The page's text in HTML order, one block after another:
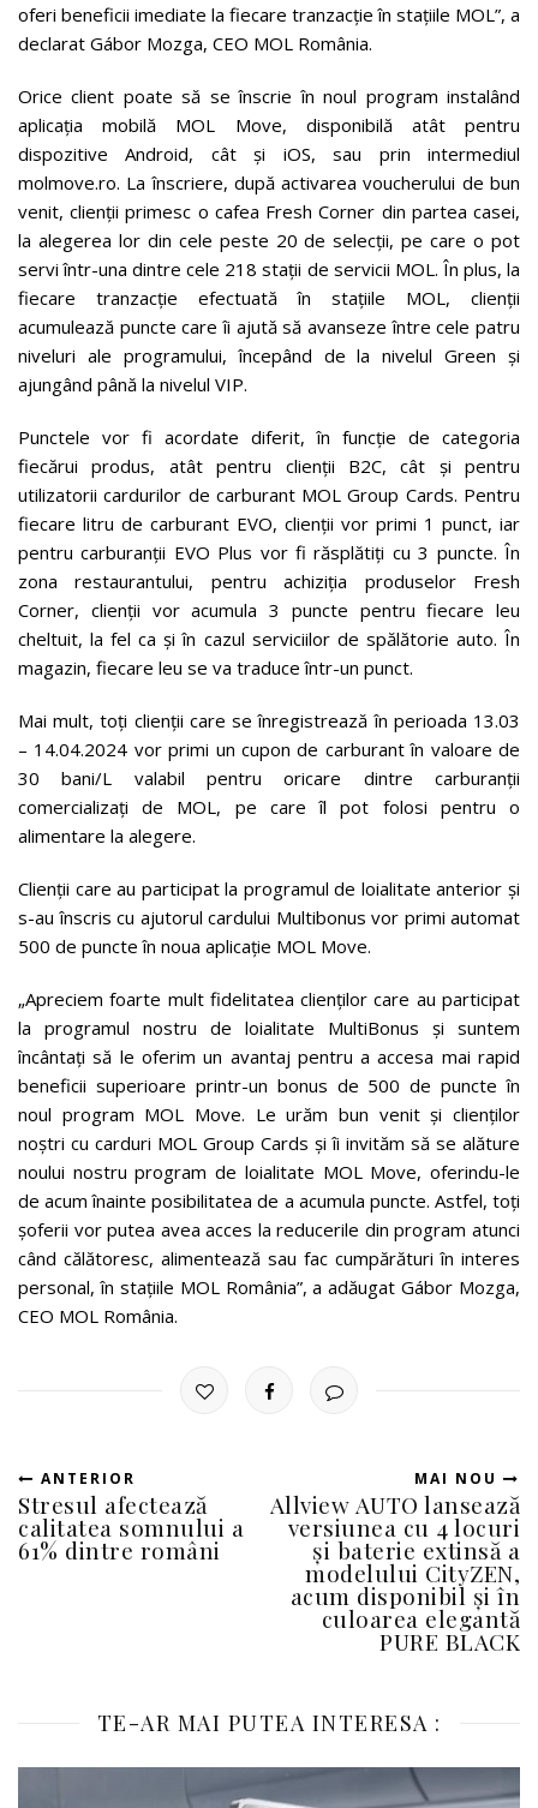
oferi beneficii imediate la fiecare tranzacție în stațiile MOL”, a
declarat Gábor Mozga, CEO MOL România.
Orice client poate să se înscrie în noul program instalând
aplicația mobilă MOL Move, disponibilă atât pentru
dispozitive Android, cât și iOS, sau prin intermediul
molmove.ro. La înscriere, după activarea voucherului de bun
venit, clienții primesc o cafea Fresh Corner din partea casei,
la alegerea lor din cele peste 20 de selecții, pe care o pot
servi într-una dintre cele 218 stații de servicii MOL. În plus, la
fiecare tranzacție efectuată în stațiile MOL, clienții
acumulează puncte care îi ajută să avanseze între cele patru
niveluri ale programului, începând de la nivelul Green și
ajungând până la nivelul VIP.
Punctele vor fi acordate diferit, în funcție de categoria
fiecărui produs, atât pentru clienții B2C, cât și pentru
utilizatorii cardurilor de carburant MOL Group Cards. Pentru
fiecare litru de carburant EVO, clienții vor primi 1 punct, iar
pentru carburanții EVO Plus vor fi răsplătiți cu 3 puncte. În
zona restaurantului, pentru achiziția produselor Fresh
Corner, clienții vor acumula 3 puncte pentru fiecare leu
cheltuit, la fel ca și în cazul serviciilor de spălătorie auto. În
magazin, fiecare leu se va traduce într-un punct.
Mai mult, toți clienții care se înregistrează în perioada 13.03
– 14.04.2024 vor primi un cupon de carburant în valoare de
30 bani/L valabil pentru oricare dintre carburanții
comercializați de MOL, pe care îl pot folosi pentru o
alimentare la alegere.
Clienții care au participat la programul de loialitate anterior și
s-au înscris cu ajutorul cardului Multibonus vor primi automat
500 de puncte în noua aplicație MOL Move.
„Apreciem foarte mult fidelitatea clienților care au participat
la programul nostru de loialitate MultiBonus și suntem
încântați să le oferim un avantaj pentru a accesa mai rapid
beneficii superioare printr-un bonus de 500 de puncte în
noul program MOL Move. Le urăm bun venit și clienților
noștri cu carduri MOL Group Cards și îi invităm să se alăture
noului nostru program de loialitate MOL Move, oferindu-le
de acum înainte posibilitatea de a acumula puncte. Astfel, toți
șoferii vor putea avea acces la reducerile din program atunci
când călătoresc, alimentează sau fac cumpărături în interes
personal, în stațiile MOL România”, a adăugat Gábor Mozga,
CEO MOL România.
ANTERIOR
Stresul afectează
calitatea somnului a
61% dintre români
MAI NOU
Allview AUTO lansează
versiunea cu 4 locuri
și baterie extinsă a
modelului CityZEN,
acum disponibil și în
culoarea elegantă
PURE BLACK
TE-AR MAI PUTEA INTERESA :